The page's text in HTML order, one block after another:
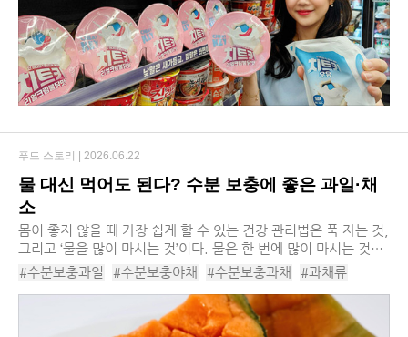
물 대신 먹어도 된다? 수분 보충에 좋은 과일·채
소
​몸이 좋지 않을 때 가장 쉽게 할 수 있는 건강 관리법은 푹 자는 것,
그리고 ‘물을 많이 마시는 것’이다. 물은 한 번에 많이 마시는 것보
다는 하루 2리터 내외를 여러 번 나눠서 마시는 게 좋다. 맹물을 섭
#수분보충과일 #수분보충야채 #수분보충과채
#과채류
#과채 #과일 #야채 #과일추천 #채소추천 #수박 #자몽
#복숭아 #파인애플
푸드 스토리 | 2026.06.22